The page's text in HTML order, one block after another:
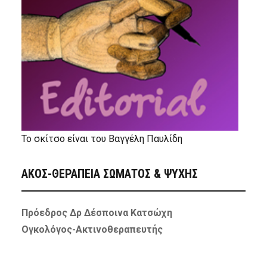
Το σκίτσο είναι του Βαγγέλη Παυλίδη
ΑΚΟΣ-ΘΕΡΑΠΕΙΑ ΣΩΜΑΤΟΣ & ΨΥΧΗΣ
Πρόεδρος Δρ Δέσποινα Κατσώχη
Ογκολόγος-Ακτινοθεραπευτής